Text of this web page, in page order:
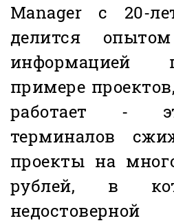
Manager с 20-
делится
информацией
примере
работает -
терминалов
проекты на
рублей, в